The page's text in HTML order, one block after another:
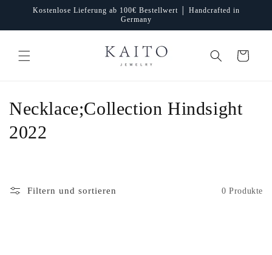
zumKostenlose Lieferung ab 100€ Bestellwert │ Handcrafted in
Germany
Warenkorb
K
a
Necklace;Collection Hindsight
2022
Filtern und sortieren 0 Produkte